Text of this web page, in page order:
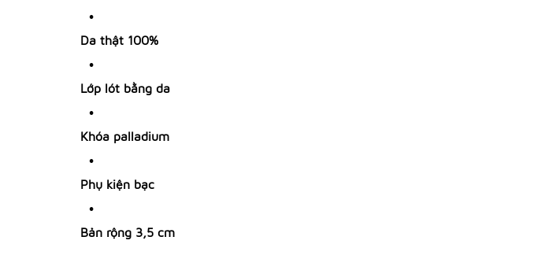
Da thật 100%
Lớp lót bằng da
Khóa palladium
Phụ kiện bạc
Bản rộng 3,5 cm